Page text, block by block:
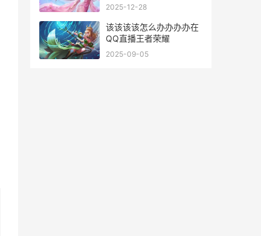
2025-12-28
该该该该怎么办办办办在
QQ直播王者荣耀
2025-09-05